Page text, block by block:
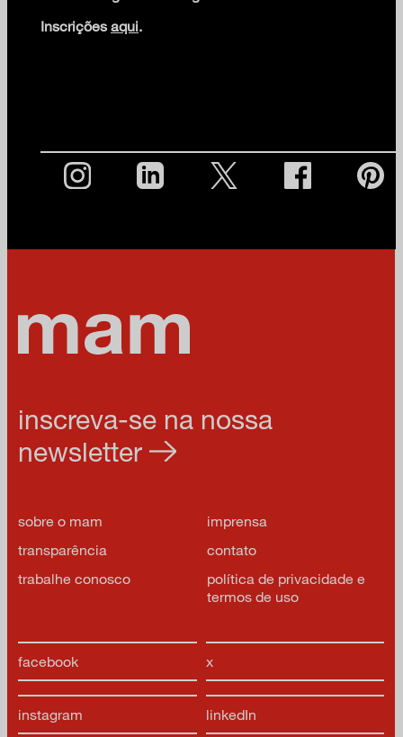
Inscriçõesaqui.
facebook x
instagram linkedIn
inscreva-se na nossa
newsletter
sobre o mam
imprensa
transparência
contato
trabalhe conosco
política de privacidade e
termos de uso